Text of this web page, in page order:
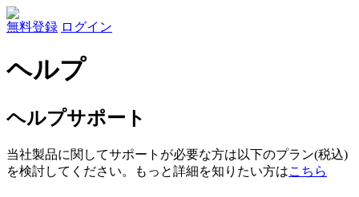
無料登録 ログイン
ヘルプ
ヘルプサポート
当社製品に関してサポートが必要な方は以下のプラン(税込)
を検討してください。もっと詳細を知りたい方はこちら